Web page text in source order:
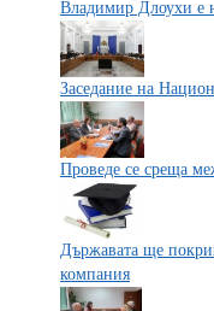
Владимир Длоухи е
Заседание на
Проведе се среща
Държавата ще
компания